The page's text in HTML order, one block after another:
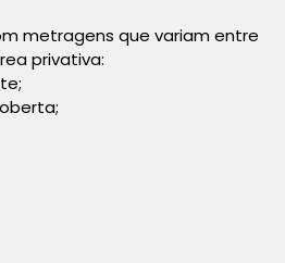
metragens que variam entre
privativa: